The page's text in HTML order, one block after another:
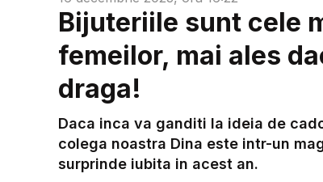
Bijuteriile sunt cele
femeilor, mai ales
draga!
Daca inca va ganditi la ideia de
colega noastra Dina este intr-un
surprinde iubita in acest an.